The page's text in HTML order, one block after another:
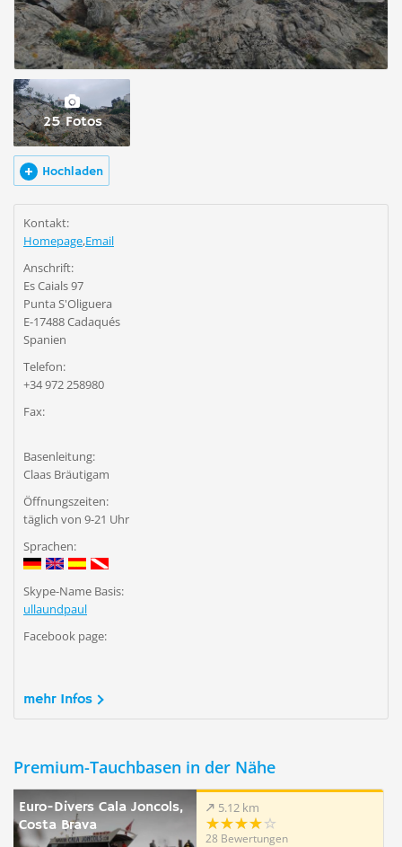
25 Fotos
Hochladen
Kontakt:
Homepage,Email
Anschrift:
Es Caials 97
Punta S'Oliguera
E-17488 Cadaqués
Spanien
Telefon:
+34 972 258980
Fax:
Basenleitung:
Claas Bräutigam
Öffnungszeiten:
täglich von 9-21 Uhr
Sprachen:
Skype-Name Basis:
ullaundpaul
Facebook page:
mehr Infos
Premium-Tauchbasen in der Nähe
Euro-Divers Cala Joncols,
Costa Brava
5.12 km
28 Bewertungen